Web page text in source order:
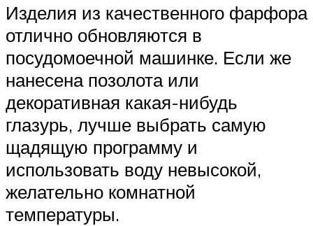
Изделия из качественного фарфора
отлично обновляются в
посудомоечной машинке. Если же
нанесена позолота или
декоративная какая-нибудь
глазурь, лучше выбрать самую
щадящую программу и
использовать воду невысокой,
желательно комнатной
температуры.